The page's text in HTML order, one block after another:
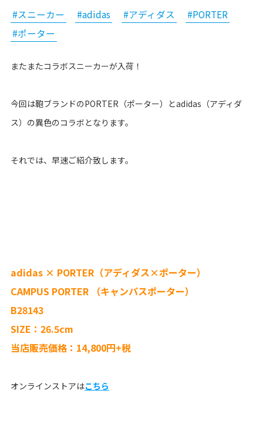
#スニーカー #adidas #アディダス
#PORTER
#ポーター
またまたコラボスニーカーが入荷！
今回は鞄ブランドのPORTER（ポーター）とadidas（アディダ
ス）の異色のコラボとなります。
それでは、早速ご紹介致します。
adidas × PORTER（アディダス×ポーター）
CAMPUS PORTER （キャンパスポーター）
B28143
SIZE：26.5cm
当店販売価格：14,800円+税
オンラインストアはこちら